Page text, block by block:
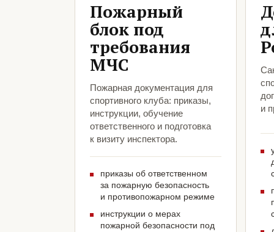
Пожарный
блок под
требования
МЧС
Пожарная документация для
спортивного клуба: приказы,
инструкции, обучение
ответственного и подготовка
к визиту инспектора.
приказы об ответственном
за пожарную безопасность
и противопожарном режиме
инструкции о мерах
пожарной безопасности под
и